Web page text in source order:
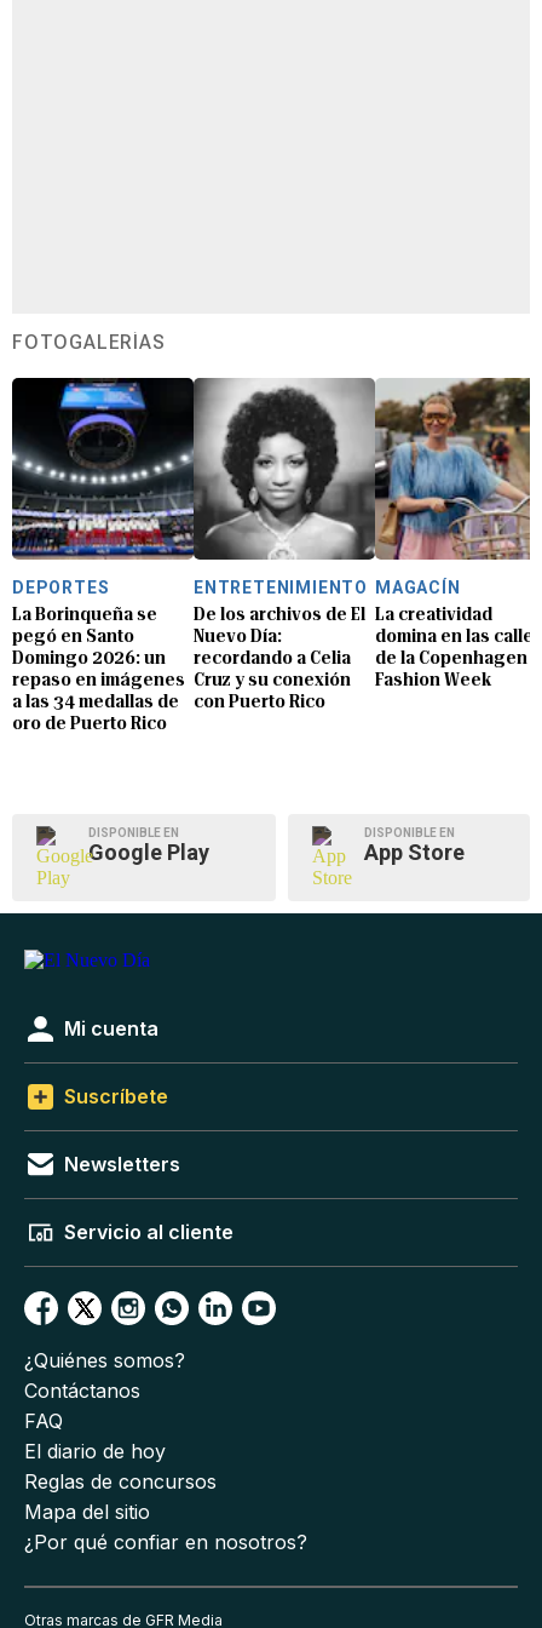
FOTOGALERÍAS
DEPORTES
La Borinqueña se
pegó en Santo
Domingo 2026: un
repaso en imágenes
a las 34 medallas de
oro de Puerto Rico
ENTRETENIMIENTO
De los archivos de El
Nuevo Día:
recordando a Celia
Cruz y su conexión
con Puerto Rico
MAGACÍN
La creatividad
domina en las calles
de la Copenhagen
Fashion Week
DISPONIBLE EN
Google Play
DISPONIBLE EN
App Store
Mi cuenta
Suscríbete
Newsletters
Servicio al cliente
¿Quiénes somos?
Contáctanos
FAQ
El diario de hoy
Reglas de concursos
Mapa del sitio
¿Por qué confiar en nosotros?
Otras marcas de GFR Media